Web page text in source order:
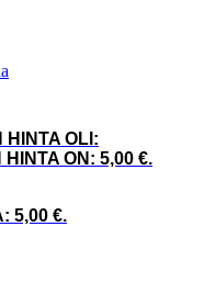
OLI:
HINTA ON: 5,00 €.
5,00 €.